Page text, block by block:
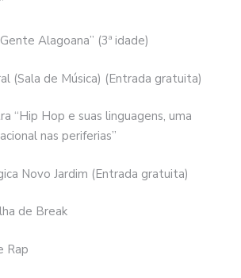
Alagoana” (3ª idade)
(Sala de Música) (Entrada gratuita)
“Hip Hop e suas linguagens, uma
nas periferias”
Novo Jardim (Entrada gratuita)
de Break
Rap